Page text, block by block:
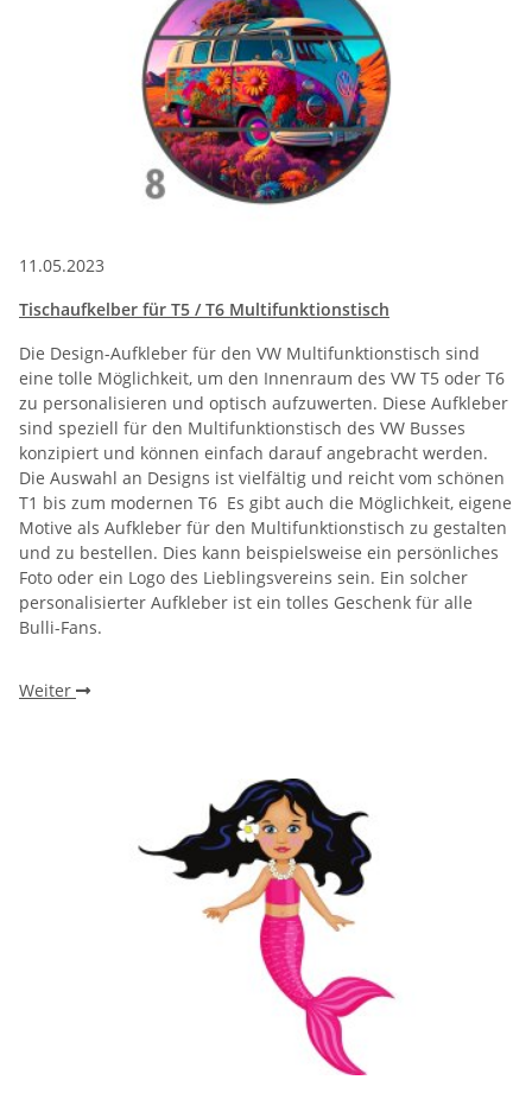
11.05.2023
Tischaufkelber für T5 / T6 Multifunktionstisch
Die Design-Aufkleber für den VW Multifunktionstisch sind
eine tolle Möglichkeit, um den Innenraum des VW T5 oder T6
zu personalisieren und optisch aufzuwerten. Diese Aufkleber
sind speziell für den Multifunktionstisch des VW Busses
konzipiert und können einfach darauf angebracht werden.
Die Auswahl an Designs ist vielfältig und reicht vom schönen
T1 bis zum modernen T6 Es gibt auch die Möglichkeit, eigene
Motive als Aufkleber für den Multifunktionstisch zu gestalten
und zu bestellen. Dies kann beispielsweise ein persönliches
Foto oder ein Logo des Lieblingsvereins sein. Ein solcher
personalisierter Aufkleber ist ein tolles Geschenk für alle
Bulli-Fans.
Weiter